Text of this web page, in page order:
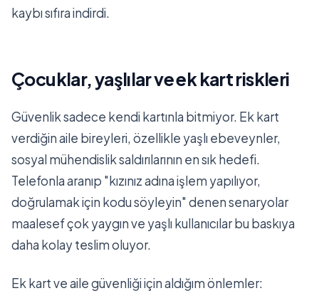
kaybı sıfıra indirdi.
Çocuklar, yaşlılar ve ek kart riskleri
Güvenlik sadece kendi kartınla bitmiyor. Ek kart
verdiğin aile bireyleri, özellikle yaşlı ebeveynler,
sosyal mühendislik saldırılarının en sık hedefi.
Telefonla aranıp "kızınız adına işlem yapılıyor,
doğrulamak için kodu söyleyin" denen senaryolar
maalesef çok yaygın ve yaşlı kullanıcılar bu baskıya
daha kolay teslim oluyor.
Ek kart ve aile güvenliği için aldığım önlemler: